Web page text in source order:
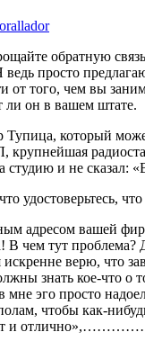
обратную
просто
от того, чем вы
ли он в вашем штате.
Тупица, который
студию и не сказал:
удостоверьтесь,
адресом вашей
чем тут
верю, что
знать кое-что
мне эго просто
чтобы как-
и